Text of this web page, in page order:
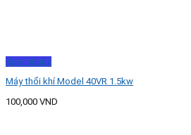
Xem nhanh
Máy thổi khí Model 40VR 1.5kw
100,000 VND